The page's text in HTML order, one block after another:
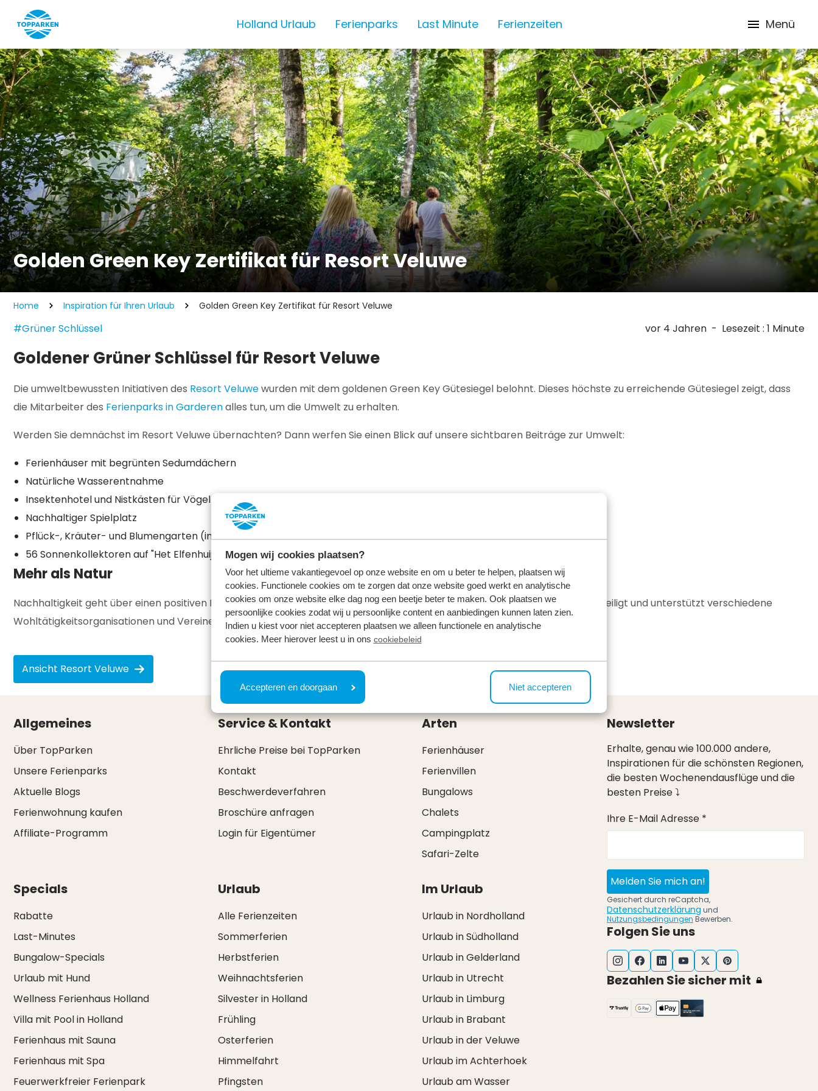
Mogen wij cookies plaatsen?
Voor het ultieme vakantiegevoel op onze website en om u beter te helpen, plaatsen wij
cookies. Functionele cookies om te zorgen dat onze website goed werkt en analytische
cookies om onze website elke dag nog een beetje beter te maken. Ook plaatsen we
persoonlijke cookies zodat wij u persoonlijke content en aanbiedingen kunnen laten zien.
Indien u kiest voor niet accepteren plaatsen we alleen functionele en analytische
cookies. Meer hierover leest u in ons cookiebeleid
Accepteren en doorgaan Niet accepteren
Holland Urlaub Ferienparks Last Minute Ferienzeiten Menü
Golden Green Key Zertifikat für Resort Veluwe
Home Inspiration für Ihren Urlaub Golden Green Key Zertifikat für Resort Veluwe
#Grüner Schlüssel vor 4 Jahren - Lesezeit : 1 Minute
Goldener Grüner Schlüssel für Resort Veluwe
Die umweltbewussten Initiativen des Resort Veluwewurden mit dem goldenen Green Key Gütesiegel belohnt. Dieses höchste zu erreichende Gütesiegel zeigt, dass
die Mitarbeiter des Ferienparks in Garderenalles tun, um die Umwelt zu erhalten.
Werden Sie demnächst im Resort Veluwe übernachten? Dann werfen Sie einen Blick auf unsere sichtbaren Beiträge zur Umwelt:
Ferienhäuser mit begrünten Sedumdächern
Natürliche Wasserentnahme
Insektenhotel und Nistkästen für Vögel
Nachhaltiger Spielplatz
Pflück-, Kräuter- und Blumengarten (im Bau)
56 Sonnenkollektoren auf "Het Elfenhuijs" (Kinderclub)
Mehr als Natur
Nachhaltigkeit geht über einen positiven Beitrag zur Natur hinaus.Resort Veluwe ist aktiv an regionalen Partnerschaften beteiligt und unterstützt verschiedene
Wohltätigkeitsorganisationen und Vereine.
Ansicht Resort Veluwe
Allgemeines
Über TopParken
Unsere Ferienparks
Aktuelle Blogs
Ferienwohnung kaufen
Affiliate-Programm
Service & Kontakt
Ehrliche Preise bei TopParken
Kontakt
Beschwerdeverfahren
Broschüre anfragen
Login für Eigentümer
Arten
Ferienhäuser
Ferienvillen
Bungalows
Chalets
Campingplatz
Safari-Zelte
Specials
Rabatte
Last-Minutes
Bungalow-Specials
Urlaub mit Hund
Wellness Ferienhaus Holland
Villa mit Pool in Holland
Ferienhaus mit Sauna
Ferienhaus mit Spa
Feuerwerkfreier Ferienpark
Urlaub
Alle Ferienzeiten
Sommerferien
Herbstferien
Weihnachtsferien
Silvester in Holland
Frühling
Osterferien
Himmelfahrt
Pfingsten
Im Urlaub
Urlaub in Nordholland
Urlaub in Südholland
Urlaub in Gelderland
Urlaub in Utrecht
Urlaub in Limburg
Urlaub in Brabant
Urlaub in der Veluwe
Urlaub im Achterhoek
Urlaub am Wasser
Newsletter
Erhalte, genau wie 100.000 andere,
Inspirationen für die schönsten Regionen,
die besten Wochenendausflüge und die
besten Preise ⤵
Ihre E-Mail Adresse *
Melden Sie mich an!
Gesichert durch reCaptcha,
Datenschutzerklärung und
Nutzungsbedingungen Bewerben.
Folgen Sie uns
Bezahlen Sie sicher mit